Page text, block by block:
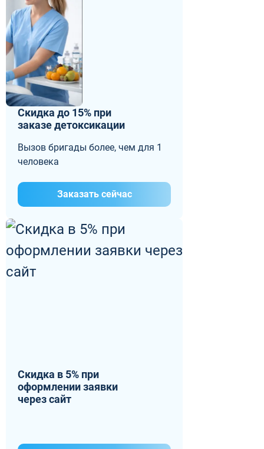
Скидка до 15% при
заказе детоксикации
Вызов бригады более, чем для 1
человека
Заказать сейчас
Скидка в 5% при
оформлении заявки
через сайт